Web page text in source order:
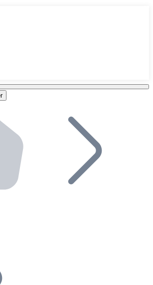
solución en tu plataforma.
Bitnovo en tu negocio y permite que
API en tu ecosistema.
red de distribuidores.
a nuestro ecosistema.